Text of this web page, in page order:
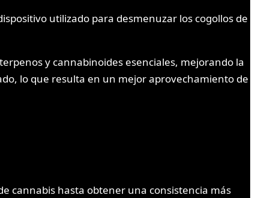
utilizado para desmenuzar los cogollos de
y cannabinoides esenciales, mejorando la
lo que resulta en un mejor aprovechamiento de
cannabis hasta obtener una consistencia más